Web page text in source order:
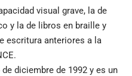
visual grave, la de
y la de libros en braille y
escritura anteriores a la
diciembre de 1992 y es un